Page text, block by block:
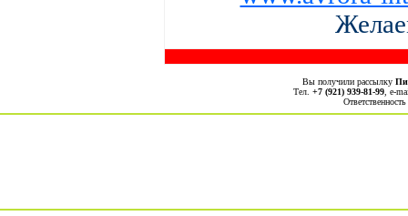
Вы получили рассылку
Тел. +7 (921) 939-81-99, е-